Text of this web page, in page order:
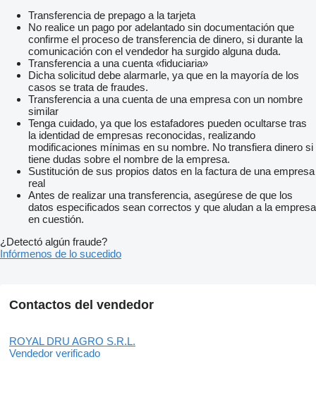
Transferencia de prepago a la tarjeta
No realice un pago por adelantado sin documentación que
confirme el proceso de transferencia de dinero, si durante la
comunicación con el vendedor ha surgido alguna duda.
Transferencia a una cuenta «fiduciaria»
Dicha solicitud debe alarmarle, ya que en la mayoría de los
casos se trata de fraudes.
Transferencia a una cuenta de una empresa con un nombre
similar
Tenga cuidado, ya que los estafadores pueden ocultarse tras
la identidad de empresas reconocidas, realizando
modificaciones mínimas en su nombre. No transfiera dinero si
tiene dudas sobre el nombre de la empresa.
Sustitución de sus propios datos en la factura de una empresa
real
Antes de realizar una transferencia, asegúrese de que los
datos especificados sean correctos y que aludan a la empresa
en cuestión.
¿Detectó algún fraude?
Infórmenos de lo sucedido
Contactos del vendedor
ROYAL DRU AGRO S.R.L.
Vendedor verificado